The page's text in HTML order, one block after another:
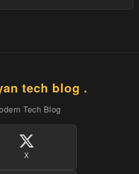
tech blog .
Tech Blog
X